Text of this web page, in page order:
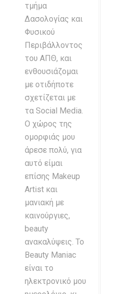
τμήμα
Δασολογίας και
Φυσικού
Περιβάλλοντος
του ΑΠΘ, και
ενθουσιάζομαι
με οτιδήποτε
σχετίζεται με
τα Social Media.
Ο χώρος της
ομορφιάς μου
άρεσε πολύ, για
αυτό είμαι
επίσης Makeup
Artist και
μανιακή με
καινούργιες,
beauty
ανακαλύψεις. Το
Beauty Maniac
είναι το
ηλεκτρονικό μου